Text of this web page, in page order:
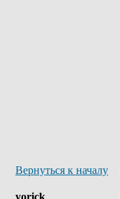
Вернуться к началу
yorick